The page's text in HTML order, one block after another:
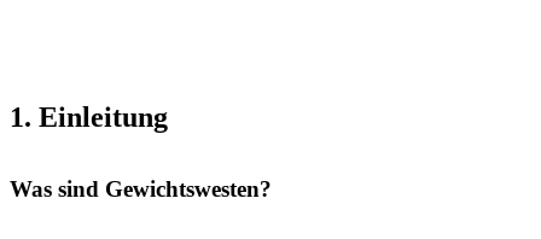
1. Einleitung
Was sind Gewichtswesten?